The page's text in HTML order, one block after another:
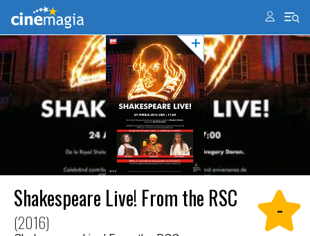
Shakespeare Live! From the RSC
(2016) -